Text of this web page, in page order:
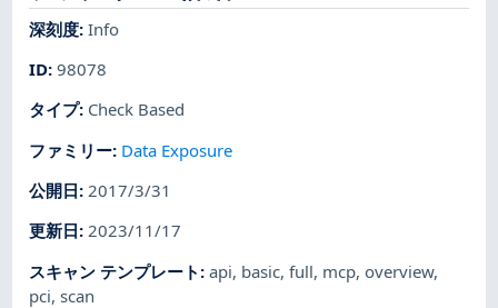
深刻度:Info
ID:98078
タイプ: Check Based
ファミリー: Data Exposure
公開日:2017/3/31
更新日:2023/11/17
スキャン テンプレート :api, basic,full, mcp, overview,
pci,scan